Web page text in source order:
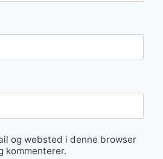
og websted i denne browser
kommenterer.